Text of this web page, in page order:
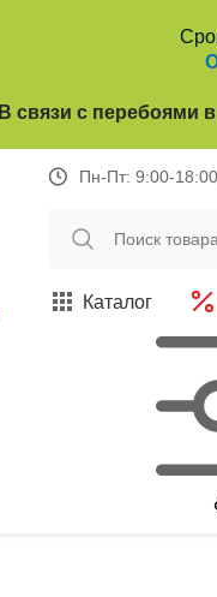
В связи с перебоями
Пн-Пт: 9:00-
Каталог